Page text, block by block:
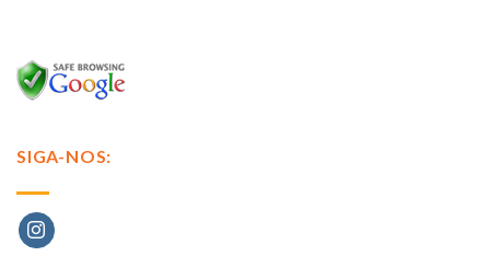
SIGA-NOS: